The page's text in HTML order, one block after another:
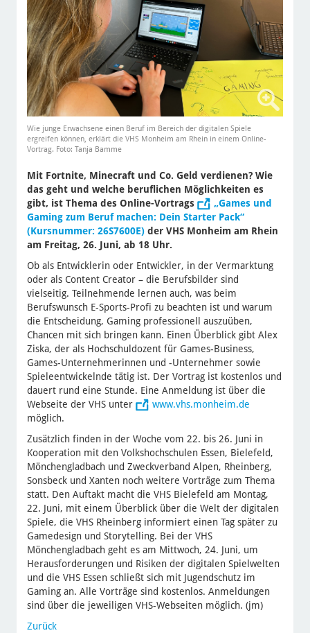
Wie junge Erwachsene einen Beruf im Bereich der digitalen Spiele
ergreifen können, erklärt die VHS Monheim am Rhein in einem Online-
Vortrag. Foto: Tanja Bamme
Mit Fortnite, Minecraft und Co. Geld verdienen? Wie
das geht und welche beruflichen Möglichkeiten es
gibt, ist Thema des Online-Vortrags
„Games und
Gaming zum Beruf machen: Dein Starter Pack“
(Kursnummer: 26S7600E)der VHS Monheim am Rhein
am Freitag, 26. Juni, ab 18 Uhr.
Ob als Entwicklerin oder Entwickler, in der Vermarktung
oder als Content Creator – die Berufsbilder sind
vielseitig. Teilnehmende lernen auch, was beim
Berufswunsch E-Sports-Profi zu beachten ist und warum
die Entscheidung, Gaming professionell auszuüben,
Chancen mit sich bringen kann. Einen Überblick gibt Alex
Ziska, der als Hochschuldozent für Games-Business,
Games-Unternehmerinnen und -Unternehmer sowie
Spieleentwickelnde tätig ist. Der Vortrag ist kostenlos und
dauert rund eine Stunde. Eine Anmeldung ist über die
Webseite der VHS unter
www.vhs.monheim.de
möglich.
Zusätzlich finden in der Woche vom 22. bis 26. Juni in
Kooperation mit den Volkshochschulen Essen, Bielefeld,
Mönchengladbach und Zweckverband Alpen, Rheinberg,
Sonsbeck und Xanten noch weitere Vorträge zum Thema
statt. Den Auftakt macht die VHS Bielefeld am Montag,
22. Juni, mit einem Überblick über die Welt der digitalen
Spiele, die VHS Rheinberg informiert einen Tag später zu
Gamedesign und Storytelling. Bei der VHS
Mönchengladbach geht es am Mittwoch, 24. Juni, um
Herausforderungen und Risiken der digitalen Spielwelten
und die VHS Essen schließt sich mit Jugendschutz im
Gaming an. Alle Vorträge sind kostenlos. Anmeldungen
sind über die jeweiligen VHS-Webseiten möglich. (jm)
Zurück